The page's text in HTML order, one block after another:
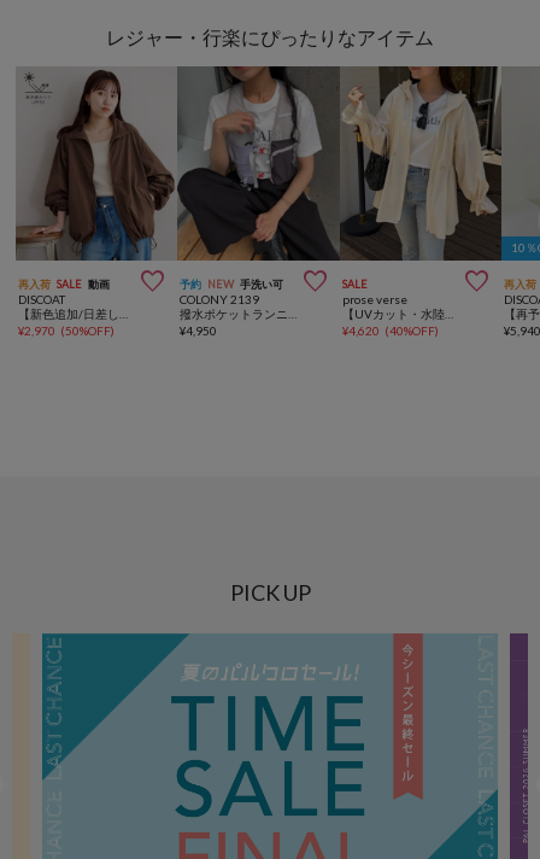
レジャー・行楽にぴったりなアイテム
再入荷 SALE 動画 
DISCOAT
¥2,970 (50%OFF)
予約 NEW 手洗い可 
COLONY 2139
¥4,950
SALE 
prose verse
¥4,620 (40%OFF)
10％
再入荷
¥
PICK UP